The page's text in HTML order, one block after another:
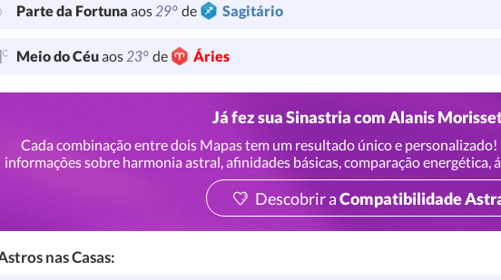
Parte da Fortuna aos29° de Sagitário
Meio do Céuaos23° de Áries
Já fez sua Sinastria com Alanis
Cada combinação entre dois Mapas tem um resultado único e personalizado!
informações sobre harmonia astral, afinidades básicas, comparação energética,
Descobrir aCompatibilidade
nas Casas: